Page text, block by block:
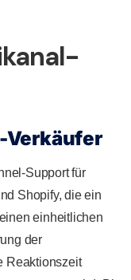
Verkäufer
Support für
Shopify, die ein
einheitlichen
der
Reaktionszeit